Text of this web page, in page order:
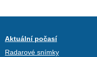
Aktuální počasí
Radarové snímky